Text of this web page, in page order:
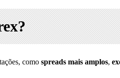
como spreads mais amplos,